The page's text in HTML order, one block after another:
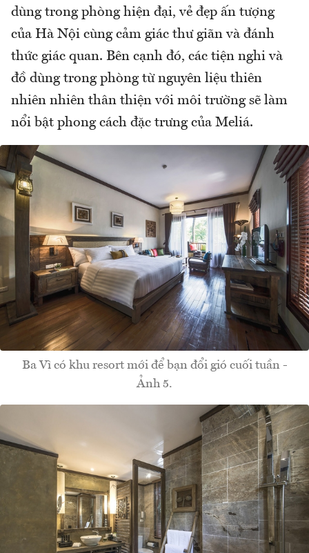
dùng trong phòng hiện đại, vẻ đẹp ấn tượng
của Hà Nội cùng cảm giác thư giãn và đánh
thức giác quan. Bên cạnh đó, các tiện nghi và
đồ dùng trong phòng từ nguyên liệu thiên
nhiên nhiên thân thiện với môi trường sẽ làm
nổi bật phong cách đặc trưng của Meliá.
Ba Vì có khu resort mới để bạn đổi gió cuối tuần -
Ảnh 5.